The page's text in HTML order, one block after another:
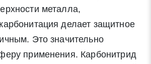
металла,
делает защитное
Это значительно
применения. Карбонитрид
данных», а также соглашаетесь на
по средством e-mail или СМС